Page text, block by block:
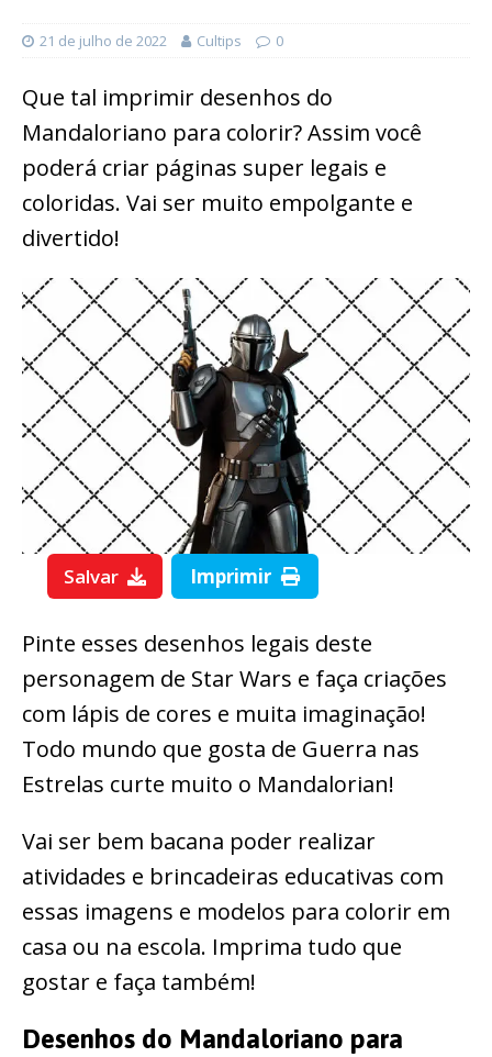
21 de julho de 2022 Cultips 0
Que tal imprimir desenhos do
Mandaloriano para colorir? Assim você
poderá criar páginas super legais e
coloridas. Vai ser muito empolgante e
divertido!
Salvar Imprimir
Pinte esses desenhos legais deste
personagem de Star Wars e faça criações
com lápis de cores e muita imaginação!
Todo mundo que gosta de Guerra nas
Estrelas curte muito o Mandalorian!
Vai ser bem bacana poder realizar
atividades e brincadeiras educativas com
essas imagens e modelos para colorir em
casa ou na escola. Imprima tudo que
gostar e faça também!
Desenhos do Mandaloriano para